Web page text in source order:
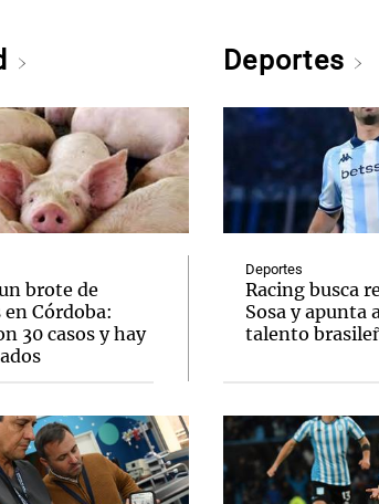
brote de
Córdoba:
30 casos y hay
Deportes
Deportes
Racing busca
Sosa y apunta
talento